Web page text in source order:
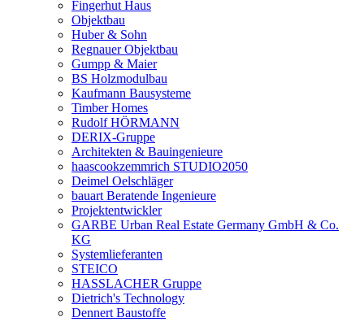
Fingerhut Haus
Objektbau
Huber & Sohn
Regnauer Objektbau
Gumpp & Maier
BS Holzmodulbau
Kaufmann Bausysteme
Timber Homes
Rudolf HÖRMANN
DERIX-Gruppe
Architekten & Bauingenieure
haascookzemmrich STUDIO2050
Deimel Oelschläger
bauart Beratende Ingenieure
Projektentwickler
GARBE Urban Real Estate Germany GmbH & Co.
KG
Systemlieferanten
STEICO
HASSLACHER Gruppe
Dietrich's Technology
Dennert Baustoffe